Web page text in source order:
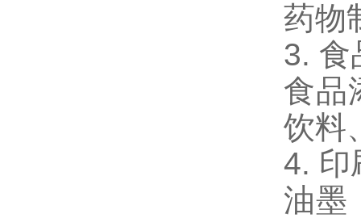
药物
3. 食
食品
饮料
4. 印
油墨